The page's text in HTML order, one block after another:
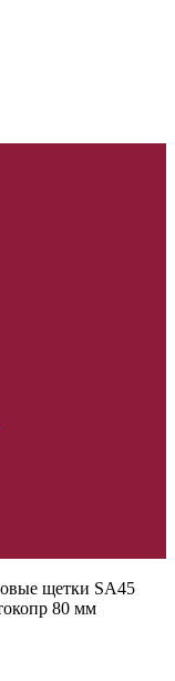
щетки SA45
80 мм